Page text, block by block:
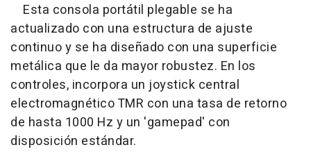
Esta consola portátil plegable se ha
actualizado con una estructura de ajuste
continuo y se ha diseñado con una superficie
metálica que le da mayor robustez. En los
controles, incorpora un joystick central
electromagnético TMR con una tasa de retorno
de hasta 1000 Hz y un 'gamepad' con
disposición estándar.